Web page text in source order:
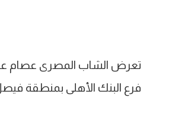
تعرض الشاب المصرى عصام
فرع البنك الأهلى بمنطقة